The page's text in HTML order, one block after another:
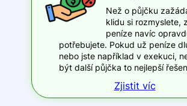
Než o půjčku
klidu si rozmyslete,
peníze navíc
potřebujete. Pokud už peníze
nebo jste například v exekuci,
být další půjčka to nejlepší
Zjistit víc